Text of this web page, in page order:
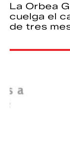
La Orbea
cuelga el
de tres